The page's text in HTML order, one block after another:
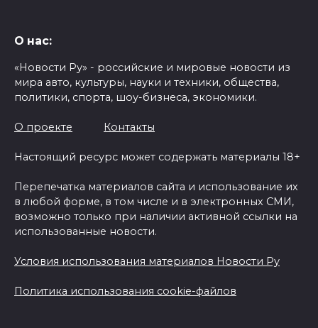
О нас:
«Новости Ру» - российские и мировые новости из
мира авто, культуры, науки и техники, общества,
политики, спорта, шоу-бизнеса, экономики.
О проекте Контакты
Настоящий ресурс может содержать материалы 18+
Перепечатка материалов сайта и использование их
в любой форме, в том числе и в электронных СМИ,
возможно только при наличии активной ссылки на
использованные новости.
Условия использования материалов Новости Ру
Политика использования cookie-файлов